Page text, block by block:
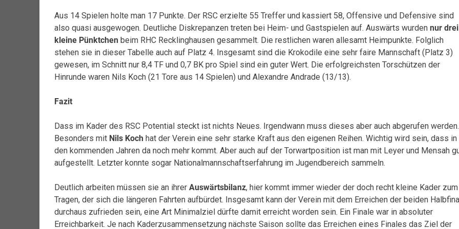
Aus 14 Spielen holte man 17 Punkte. Der RSC erzielte 55 Treffer und kassiert 58, Offensive und Defensive sind
also quasi ausgewogen. Deutliche Diskrepanzen treten bei Heim- und Gastspielen auf. Auswärts wurden nur drei
kleine Pünktchenbeim RHC Recklinghausen gesammelt. Die restlichen waren allesamt Heimpunkte. Folglich
stehen sie in dieser Tabelle auch auf Platz 4. Insgesamt sind die Krokodile eine sehr faire Mannschaft (Platz 3)
gewesen, im Schnitt nur 8,4 TF und 0,7 BK pro Spiel sind ein guter Wert. Die erfolgreichsten Torschützen der
Hinrunde waren Nils Koch (21 Tore aus 14 Spielen) und Alexandre Andrade (13/13).
Fazit
Dass im Kader des RSC Potential steckt ist nichts Neues. Irgendwann muss dieses aber auch abgerufen werden.
Besonders mit Nils Kochhat der Verein eine sehr starke Kraft aus den eigenen Reihen. Wichtig wird sein, dass in
den kommenden Jahren da noch mehr kommt. Aber auch auf der Torwartposition ist man mit Leyer und Mensah
aufgestellt. Letzter konnte sogar Nationalmannschaftserfahrung im Jugendbereich sammeln.
Deutlich arbeiten müssen sie an ihrer Auswärtsbilanz, hier kommt immer wieder der doch recht kleine Kader zum
Tragen, der sich die längeren Fahrten aufbürdet. Insgesamt kann der Verein mit dem Erreichen der beiden
durchaus zufrieden sein, eine Art Minimalziel dürfte damit erreicht worden sein. Ein Finale war in absoluter
Erreichbarkeit. Je nach Kaderzusammensetzung nächste Saison sollte das Erreichen eines Finales das Ziel der